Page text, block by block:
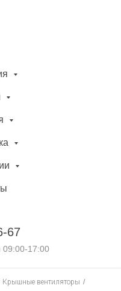
67
09:00-17:00
Крышные вентиляторы /